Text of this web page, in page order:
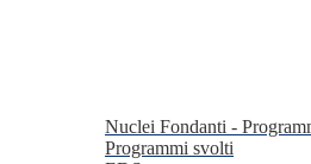
Nuclei Fondanti -
Programmi svolti